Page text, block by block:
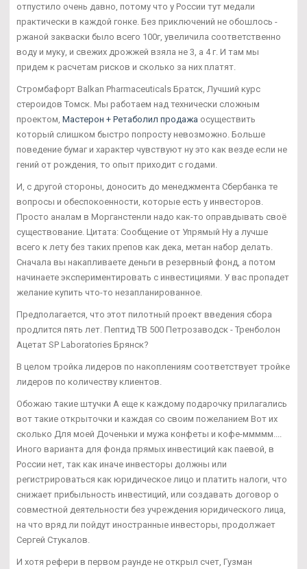
отпустило очень давно, потому что у России тут медали
практически в каждой гонке. Без приключений не обошлось -
ржаной закваски было всего 100г, увеличила соответственно
воду и муку, и свежих дрожжей взяла не 3, а 4 г. И там мы
придем к расчетам рисков и сколько за них платят.
Стромбафорт Balkan Pharmaceuticals Братск, Лучший курс
стероидов Томск. Мы работаем над технически сложным
проектом, Мастерон + Ретаболил продажа осуществить
который слишком быстро попросту невозможно. Больше
поведение бумаг и характер чувствуют ну это как везде если не
гений от рождения, то опыт приходит с годами.
И, с другой стороны, доносить до менеджмента Сбербанка те
вопросы и обеспокоенности, которые есть у инвесторов.
Просто аналам в Морганстенли надо как-то оправдывать своё
существование. Цитата: Сообщение от Упрямый Ну а лучше
всего к лету без таких препов как дека, метан набор делать.
Сначала вы накапливаете деньги в резервный фонд, а потом
начинаете экспериментировать с инвестициями. У вас пропадет
желание купить что-то незапланированное.
Предполагается, что этот пилотный проект введения сбора
продлится пять лет. Пептид TB 500 Петрозаводск - Тренболон
Ацетат SP Laboratories Брянск?
В целом тройка лидеров по накоплениям соответствует тройке
лидеров по количеству клиентов.
Обожаю такие штучки А еще к каждому подарочку прилагались
вот такие открыточки и каждая со своим пожеланием Вот их
сколько Для моей Доченьки и мужа конфеты и кофе-ммммм....
Иного варианта для фонда прямых инвестиций как паевой, в
России нет, так как иначе инвесторы должны или
регистрироваться как юридическое лицо и платить налоги, что
снижает прибыльность инвестиций, или создавать договор о
совместной деятельности без учреждения юридического лица,
на что вряд ли пойдут иностранные инвесторы, продолжает
Сергей Стукалов.
И хотя рефери в первом раунде не открыл счет, Гузман